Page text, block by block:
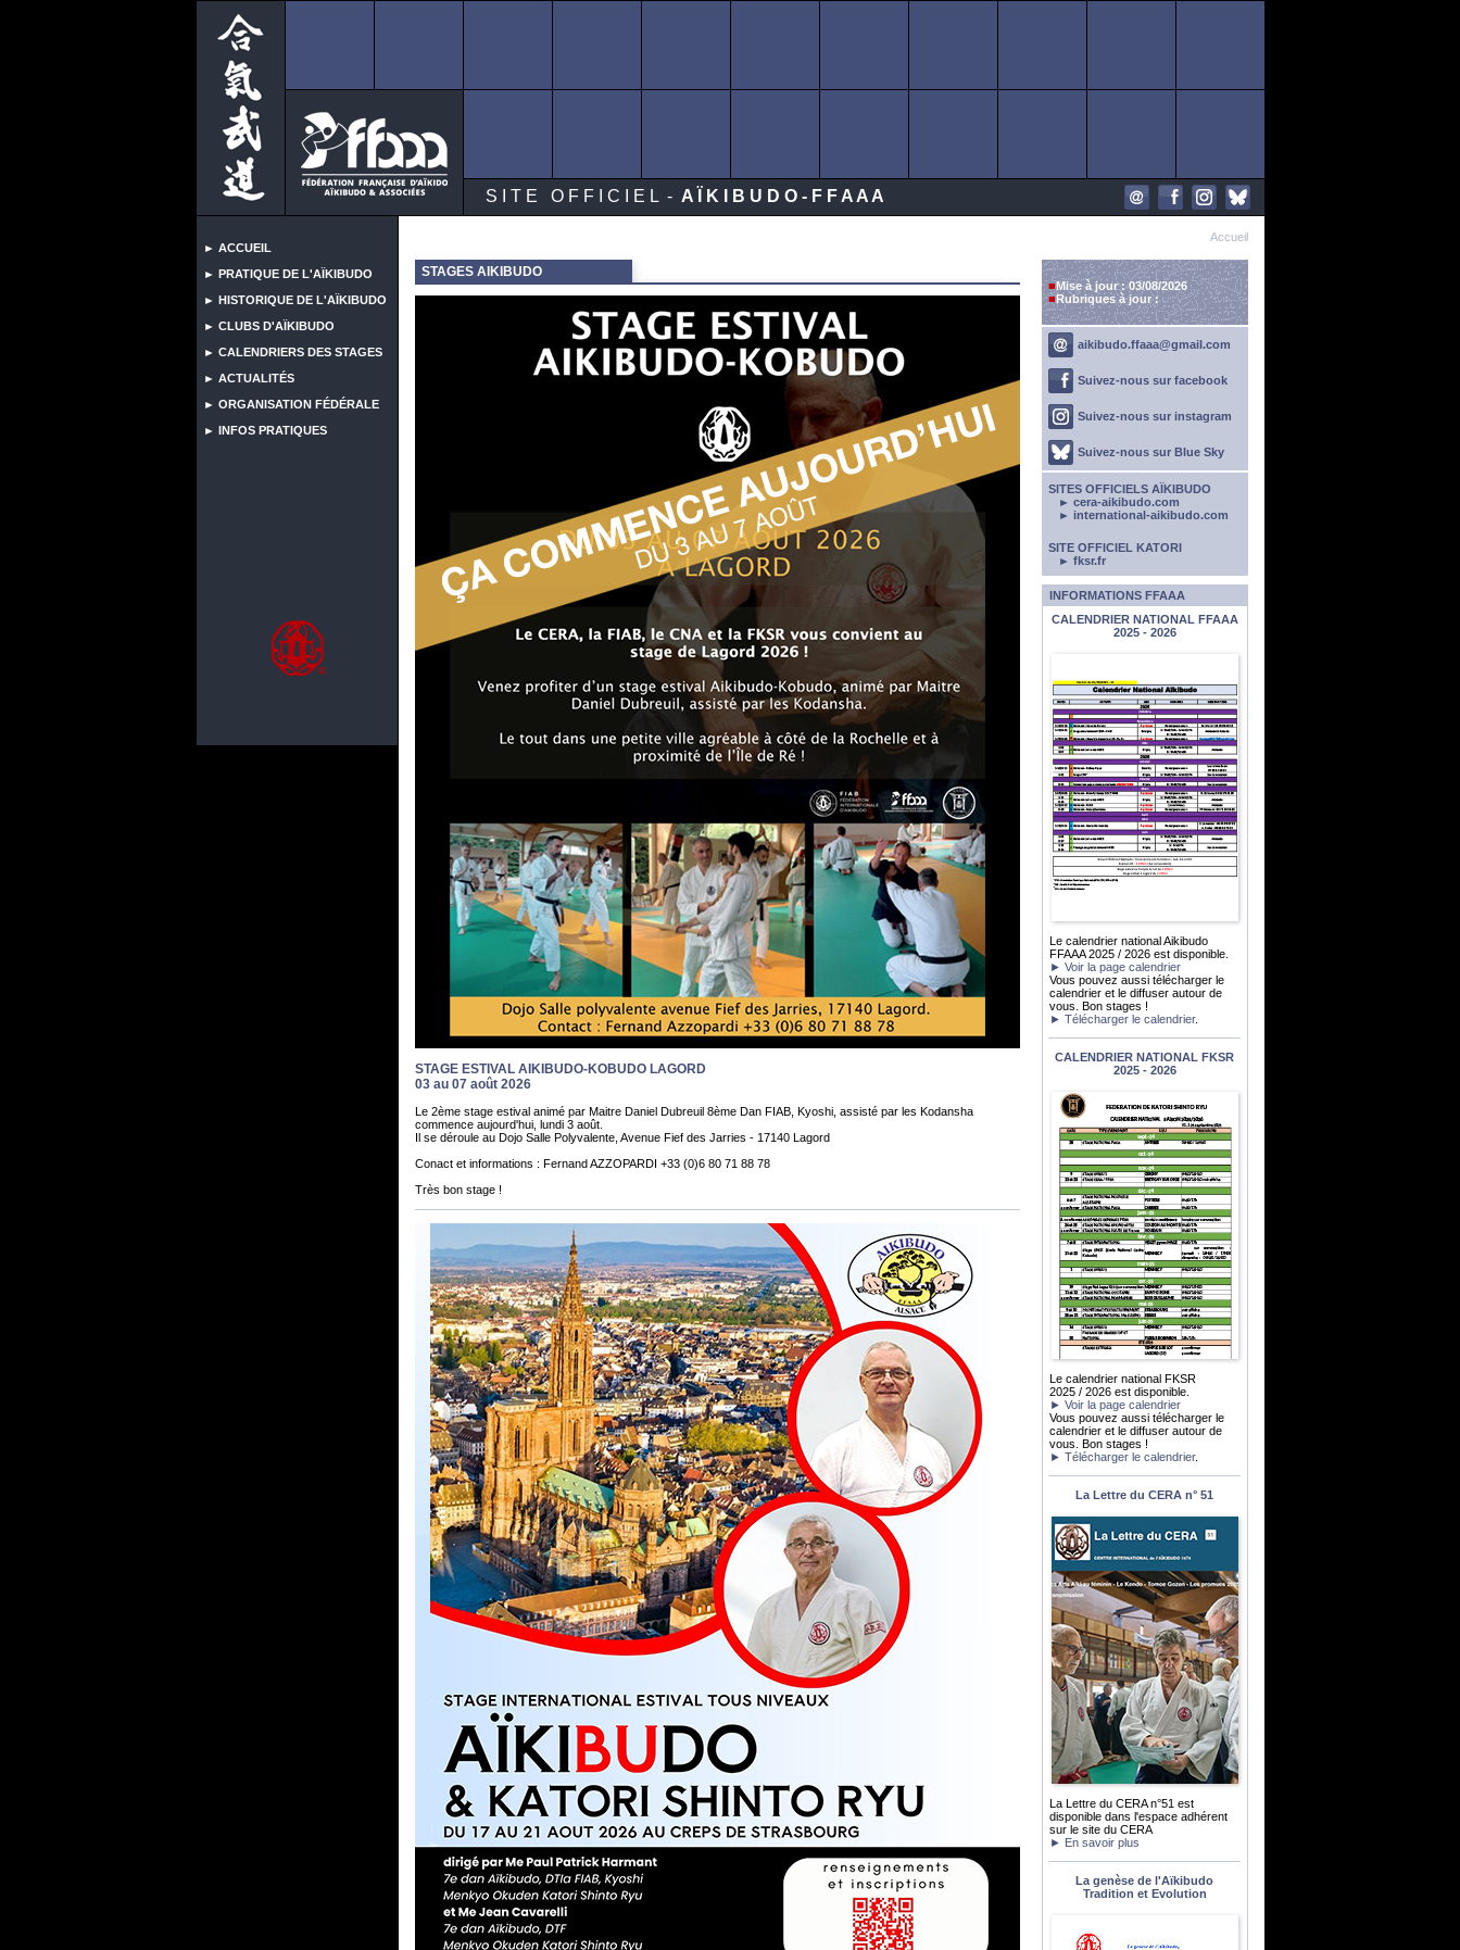
S I T E O F F I C I E L - A Ï K I B U D O - F F A A A
► ACCUEIL
► PRATIQUE DE L'AÏKIBUDO
► HISTORIQUE DE L'AÏKIBUDO
► CLUBS D'AÏKIBUDO
► CALENDRIERS DES STAGES
► ACTUALITÉS
► ORGANISATION FÉDÉRALE
► INFOS PRATIQUES
Accueil
STAGES AIKIBUDO
STAGE ESTIVAL AIKIBUDO-KOBUDO LAGORD
03 au 07 août 2026
Le 2ème stage estival animé par Maitre Daniel Dubreuil 8ème Dan FIAB, Kyoshi, assisté par les Kodansha
commence aujourd'hui, lundi 3 août.
Il se déroule au Dojo Salle Polyvalente, Avenue Fief des Jarries - 17140 Lagord
Conact et informations : Fernand AZZOPARDI +33 (0)6 80 71 88 78
Très bon stage !
■Mise à jour : 03/08/2026
■Rubriques à jour :
aikibudo.ffaaa@gmail.com
Suivez-nous sur facebook
Suivez-nous sur instagram
Suivez-nous sur Blue Sky
SITES OFFICIELS AÏKIBUDO
► cera-aikibudo.com
► international-aikibudo.com
SITE OFFICIEL KATORI
► fksr.fr
INFORMATIONS FFAAA
CALENDRIER NATIONAL FFAAA
2025 - 2026
Le calendrier national Aikibudo
FFAAA 2025 / 2026 est disponible.
► Voir la page calendrier
Vous pouvez aussi télécharger le
calendrier et le diffuser autour de
vous. Bon stages !
► Télécharger le calendrier.
CALENDRIER NATIONAL FKSR
2025 - 2026
Le calendrier national FKSR
2025 / 2026 est disponible.
► Voir la page calendrier
Vous pouvez aussi télécharger le
calendrier et le diffuser autour de
vous. Bon stages !
► Télécharger le calendrier.
La Lettre du CERA n° 51
La Lettre du CERA n°51 est
disponible dans l'espace adhérent
sur le site du CERA
► En savoir plus
La genèse de l'Aïkibudo
Tradition et Evolution